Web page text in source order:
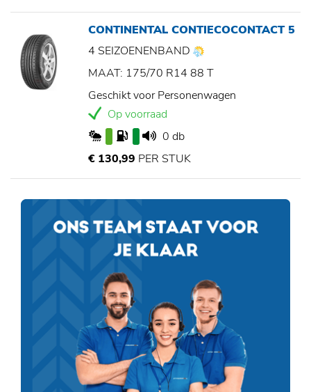
CONTINENTAL CONTIECOCONTACT 5
4 SEIZOENENBAND
MAAT: 175/70 R14 88 T
Geschikt voor Personenwagen
Op voorraad
0 db
€ 130,99 PER STUK